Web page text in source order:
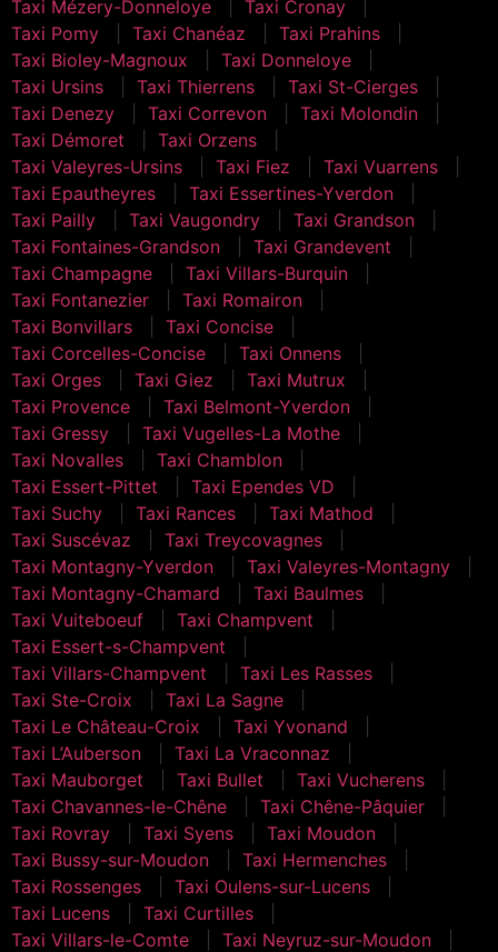
Taxi Mézery-Donneloye
Taxi Cronay
Taxi Pomy
Taxi Chanéaz
Taxi Prahins
Taxi Bioley-Magnoux
Taxi Donneloye
Taxi Ursins
Taxi Thierrens
Taxi St-Cierges
Taxi Denezy
Taxi Correvon
Taxi Molondin
Taxi Démoret
Taxi Orzens
Taxi Valeyres-Ursins
Taxi Fiez
Taxi Vuarrens
Taxi Epautheyres
Taxi Essertines-Yverdon
Taxi Pailly
Taxi Vaugondry
Taxi Grandson
Taxi Fontaines-Grandson
Taxi Grandevent
Taxi Champagne
Taxi Villars-Burquin
Taxi Fontanezier
Taxi Romairon
Taxi Bonvillars
Taxi Concise
Taxi Corcelles-Concise
Taxi Onnens
Taxi Orges
Taxi Giez
Taxi Mutrux
Taxi Provence
Taxi Belmont-Yverdon
Taxi Gressy
Taxi Vugelles-La Mothe
Taxi Novalles
Taxi Chamblon
Taxi Essert-Pittet
Taxi Ependes VD
Taxi Suchy
Taxi Rances
Taxi Mathod
Taxi Suscévaz
Taxi Treycovagnes
Taxi Montagny-Yverdon
Taxi Valeyres-Montagny
Taxi Montagny-Chamard
Taxi Baulmes
Taxi Vuiteboeuf
Taxi Champvent
Taxi Essert-s-Champvent
Taxi Villars-Champvent
Taxi Les Rasses
Taxi Ste-Croix
Taxi La Sagne
Taxi Le Château-Croix
Taxi Yvonand
Taxi L’Auberson
Taxi La Vraconnaz
Taxi Mauborget
Taxi Bullet
Taxi Vucherens
Taxi Chavannes-le-Chêne
Taxi Chêne-Pâquier
Taxi Rovray
Taxi Syens
Taxi Moudon
Taxi Bussy-sur-Moudon
Taxi Hermenches
Taxi Rossenges
Taxi Oulens-sur-Lucens
Taxi Lucens
Taxi Curtilles
Taxi Villars-le-Comte
Taxi Neyruz-sur-Moudon